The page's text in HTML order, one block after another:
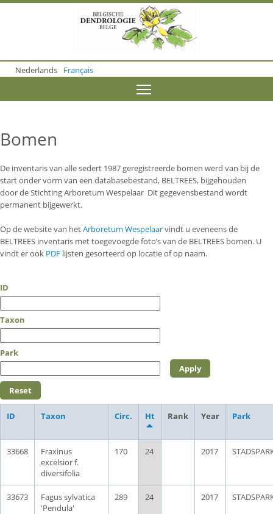
o
m
n
n
t
Nederlands Français
Bomen
De inventaris van alle sedert 1987 geregistreerde bomen werd van bij de
start onder vorm van een databasebestand, BELTREES, bijgehouden
door de Stichting Arboretum Wespelaar Dit gegevensbestand wordt
permanent bijgewerkt.
Op de website van hetArboretum Wespelaarvindt u eveneens de
BELTREES inventaris met toegevoegde foto’s van de BELTREES bomen. U
vindt er ook PDF lijsten gesorteerd op locatie of op naam.
ID
Taxon
Park
ID Taxon Circ. Ht Rank Year Park
33668
Fraxinus
excelsior f.
diversifolia
170 24 2017
33673
Fagus sylvatica
'Pendula'
289 24 2017